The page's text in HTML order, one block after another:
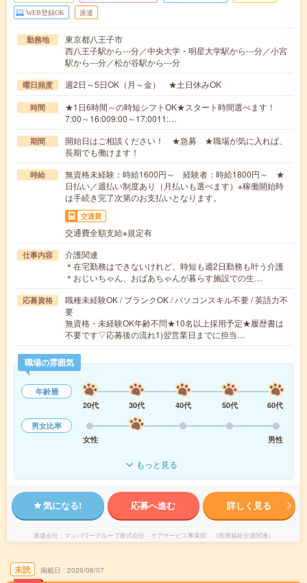
WEB登録OK 派遣
勤務地
東京都八王子市
西八王子駅から---分／中央大学・明星大学駅から---分／小宮
駅から---分／松が谷駅から---分
曜日頻度 週2日～5日OK（月～金） ★土日休みOK
時間
★1日6時間～の時短シフトOK★スタート時間選べます！
7:00～16:009:00～17:0011:…
期間
開始日はご相談ください！ ★急募 ★職場が気に入れば、
長期でも働けます！
時給
無資格未経験：時給1600円～ 経験者：時給1800円～ ★
日払い／週払い制度あり（月払いも選べます）※稼働開始時
は手続き完了次第のお支払いとなります。
交通費
交通費全額支給※規定有
仕事内容
介護関連
＊在宅勤務はできないけれど、時短も週2日勤務も叶う介護
＊おじいちゃん、おばあちゃんが暮らす施設での生…
応募資格
職種未経験OK / ブランクOK / パソコンスキル不要 / 英語力不
要
無資格・未経験OK年齢不問★10名以上採用予定★履歴書は
不要です▽応募後の流れ1)翌営業日までに担当…
職場の雰囲気
年齢層
20代
30代 40代 50代
60代
男女比率
女性
男性
もっと見る
気になる! 応募へ進む 詳しく見る
派遣会社 マンパワーグループ株式会社 ケアサービス事業部 （医療福祉介護関連）
未読 掲載日 2026/08/07